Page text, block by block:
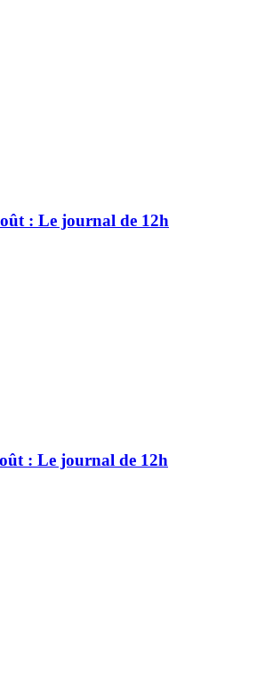
: Le journal de 12h
: Le journal de 12h